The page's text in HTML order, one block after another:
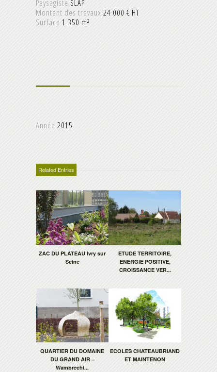
Paysagiste SLAP
Montant des travaux 24 000 € HT
Surface 1 350 m²
Année 2015
Related Entries
ZAC DU PLATEAU Ivry sur
Seine
ETUDE TERRITOIRE,
ENERGIE POSITIVE,
CROISSANCE VER...
QUARTIER DU DOMAINE
DU GRAND AIR –
Wambrechi...
ECOLES CHATEAUBRIAND
ET MAINTENON